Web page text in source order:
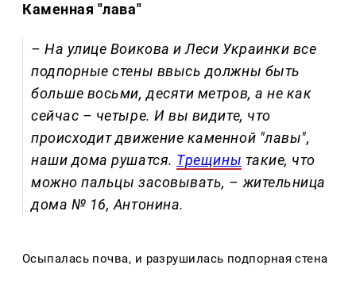
Каменная "лава"
– На улице Воикова и Леси Украинки все
подпорные стены ввысь должны быть
больше восьми, десяти метров, а не как
сейчас – четыре. И вы видите, что
происходит движение каменной "лавы",
наши дома рушатся. Трещины такие, что
можно пальцы засовывать, – жительница
дома № 16, Антонина.
Осыпалась почва, и разрушилась подпорная стена